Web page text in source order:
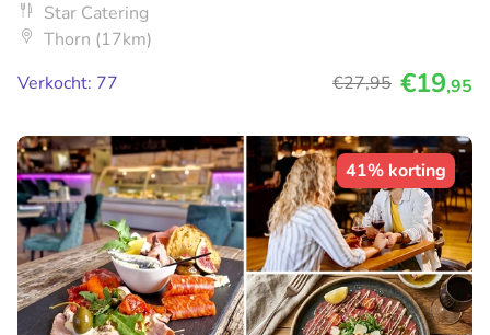
Star Catering
Thorn (17km)
Verkocht: 77
€27,95 €19,95
41% korting